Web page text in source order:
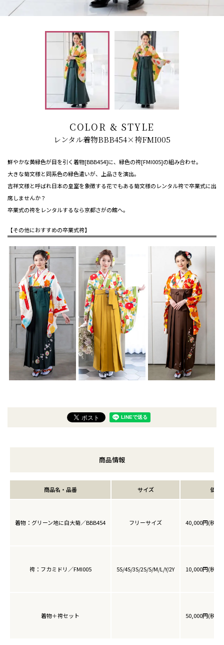
COLOR & STYLE
レンタル着物BBB454×袴FMI005
鮮やかな黄緑色が目を引く着物[BBB454]に、緑色の袴[FMI005]の組み合わせ。
大きな菊文様と同系色の緑色遣いが、上品さを演出。
吉祥文様と呼ばれ日本の皇室を象徴する花でもある菊文様のレンタル袴で卒業式に出
席しませんか？
卒業式の袴をレンタルするなら京都さがの館へ。
【その他におすすめの卒業式袴】
商品情報
商品名・品番 サイズ 価格
着物：グリーン地に白大菊／BBB454 フリーサイズ 40,000円(税込
袴：フカミドリ／FMI005 5S/4S/3S/2S/S/M/L/Y/2Y 10,000円(税込
着物＋袴セット 50,000円(税込